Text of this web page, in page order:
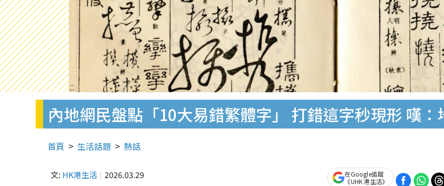
內地網民盤點「10大易錯繁體字」 打錯這字秒現形 嘆：
首頁 生活話題 熱話
文: HK港生活 2026.03.29
在Google追蹤
《UHK 港生活》